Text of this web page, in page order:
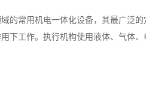
的常用机电一体化设备，其最广泛
下工作。执行机构使用液体、气体